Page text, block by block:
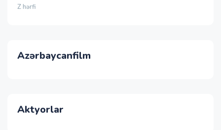
Z hərfi
Azərbaycanfilm
Aktyorlar